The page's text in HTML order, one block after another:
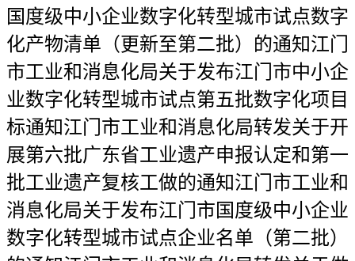
国度级中小企业数字化转型城市试点数字
化产物清单（更新至第二批）的通知江门
市工业和消息化局关于发布江门市中小企
业数字化转型城市试点第五批数字化项目
标通知江门市工业和消息化局转发关于开
展第六批广东省工业遗产申报认定和第一
批工业遗产复核工做的通知江门市工业和
消息化局关于发布江门市国度级中小企业
数字化转型城市试点企业名单（第二批）